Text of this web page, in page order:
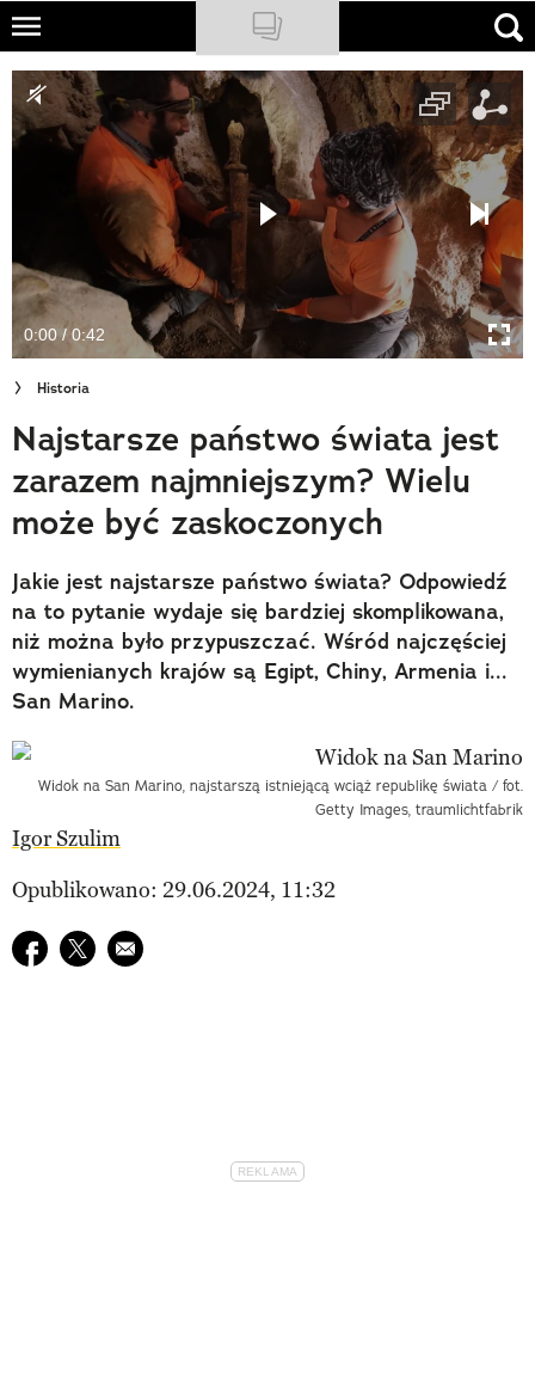
Skip
main
content
NATIONAL GEOGRAPHIC
TRAVELER
PODCASTY
Newsletter
Cuda Polski
Wielki Konkurs Fotograficzny
Trendbook Podróżniczy
Polecane
0:00 / 0:42
Historia
Najstarsze państwo świata jest
zarazem najmniejszym? Wielu
może być zaskoczonych
Jakie jest najstarsze państwo świata? Odpowiedź
na to pytanie wydaje się bardziej skomplikowana,
niż można było przypuszczać. Wśród najczęściej
wymienianych krajów są Egipt, Chiny, Armenia i...
San Marino.
Widok na San Marino, najstarszą istniejącą wciąż republikę świata / fot.
Getty Images, traumlichtfabrik
Igor Szulim
Opublikowano: 29.06.2024, 11:32
Udostępnij na facebook
Udostępnij na twitter
E-mail do przyjaciela